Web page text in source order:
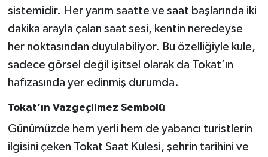
sistemidir. Her yarım saatte ve saat başlarında iki
dakika arayla çalan saat sesi, kentin neredeyse
her noktasından duyulabiliyor. Bu özelliğiyle kule,
sadece görsel değil işitsel olarak da Tokat’ın
hafızasında yer edinmiş durumda.
Tokat’ın Vazgeçilmez Sembolü
Günümüzde hem yerli hem de yabancı turistlerin
ilgisini çeken Tokat Saat Kulesi, şehrin tarihini ve